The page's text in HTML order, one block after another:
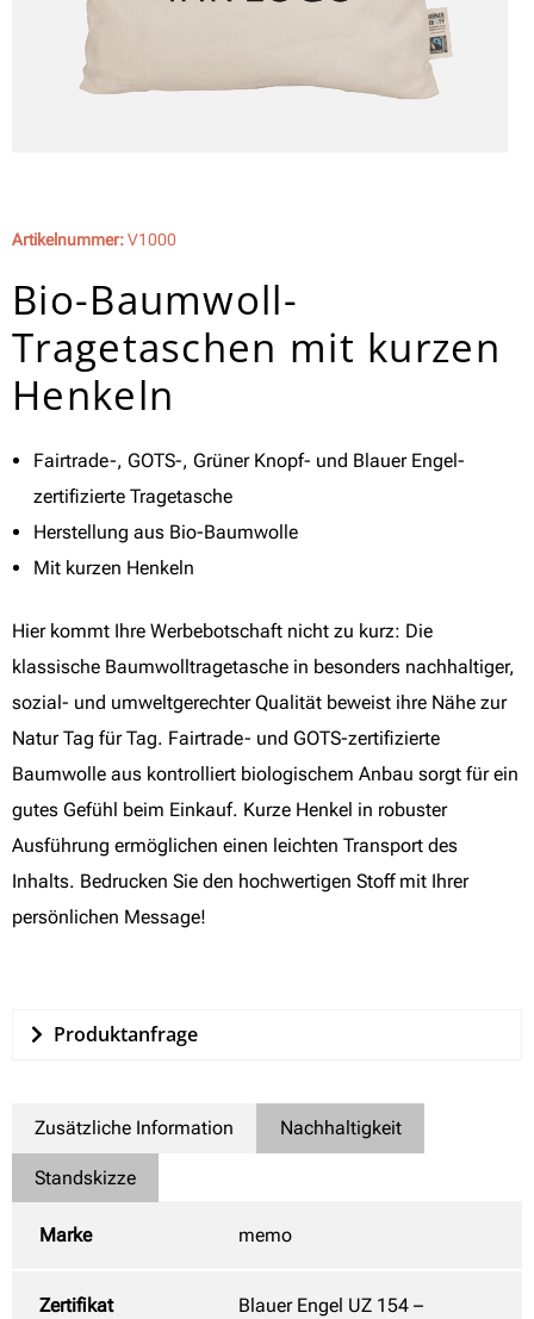
Artikelnummer:V1000
Bio-Baumwoll-
Tragetaschen mit kurzen
Henkeln
Fairtrade-, GOTS-, Grüner Knopf- und Blauer Engel-
zertifizierte Tragetasche
Herstellung aus Bio-Baumwolle
Mit kurzen Henkeln
Hier kommt Ihre Werbebotschaft nicht zu kurz: Die
klassische Baumwolltragetasche in besonders nachhaltiger,
sozial- und umweltgerechter Qualität beweist ihre Nähe zur
Natur Tag für Tag. Fairtrade- und GOTS-zertifizierte
Baumwolle aus kontrolliert biologischem Anbau sorgt für ein
gutes Gefühl beim Einkauf. Kurze Henkel in robuster
Ausführung ermöglichen einen leichten Transport des
Inhalts. Bedrucken Sie den hochwertigen Stoff mit Ihrer
persönlichen Message!
Produktanfrage
Zusätzliche Information Nachhaltigkeit
Standskizze
Marke memo
Zertifikat
Blauer Engel UZ 154 –